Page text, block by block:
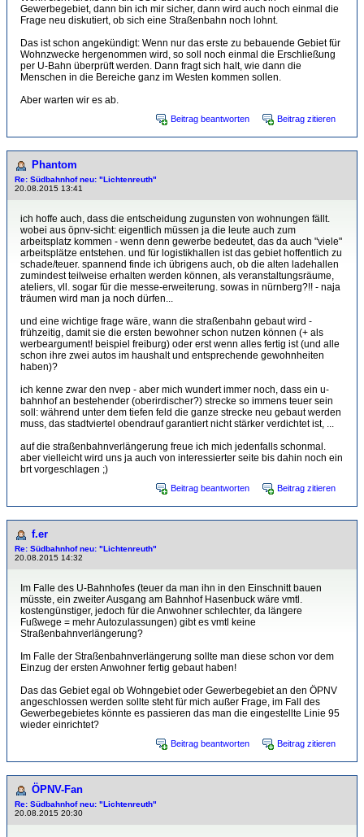
Gewerbegebiet, dann bin ich mir sicher, dann wird auch noch einmal die
Frage neu diskutiert, ob sich eine Straßenbahn noch lohnt.
Das ist schon angekündigt: Wenn nur das erste zu bebauende Gebiet für
Wohnzwecke hergenommen wird, so soll noch einmal die Erschließung
per U-Bahn überprüft werden. Dann fragt sich halt, wie dann die
Menschen in die Bereiche ganz im Westen kommen sollen.
Aber warten wir es ab.
Beitrag beantworten Beitrag zitieren
Phantom
Re: Südbahnhof neu: "Lichtenreuth"
20.08.2015 13:41
ich hoffe auch, dass die entscheidung zugunsten von wohnungen fällt.
wobei aus öpnv-sicht: eigentlich müssen ja die leute auch zum
arbeitsplatz kommen - wenn denn gewerbe bedeutet, das da auch "viele"
arbeitsplätze entstehen. und für logistikhallen ist das gebiet hoffentlich zu
schade/teuer. spannend finde ich übrigens auch, ob die alten ladehallen
zumindest teilweise erhalten werden können, als veranstaltungsräume,
ateliers, vll. sogar für die messe-erweiterung. sowas in nürnberg?!! - naja
träumen wird man ja noch dürfen...
und eine wichtige frage wäre, wann die straßenbahn gebaut wird -
frühzeitig, damit sie die ersten bewohner schon nutzen können (+ als
werbeargument! beispiel freiburg) oder erst wenn alles fertig ist (und alle
schon ihre zwei autos im haushalt und entsprechende gewohnheiten
haben)?
ich kenne zwar den nvep - aber mich wundert immer noch, dass ein u-
bahnhof an bestehender (oberirdischer?) strecke so immens teuer sein
soll: während unter dem tiefen feld die ganze strecke neu gebaut werden
muss, das stadtviertel obendrauf garantiert nicht stärker verdichtet ist, ...
auf die straßenbahnverlängerung freue ich mich jedenfalls schonmal.
aber vielleicht wird uns ja auch von interessierter seite bis dahin noch ein
brt vorgeschlagen ;)
Beitrag beantworten Beitrag zitieren
f.er
Re: Südbahnhof neu: "Lichtenreuth"
20.08.2015 14:32
Im Falle des U-Bahnhofes (teuer da man ihn in den Einschnitt bauen
müsste, ein zweiter Ausgang am Bahnhof Hasenbuck wäre vmtl.
kostengünstiger, jedoch für die Anwohner schlechter, da längere
Fußwege = mehr Autozulassungen) gibt es vmtl keine
Straßenbahnverlängerung?
Im Falle der Straßenbahnverlängerung sollte man diese schon vor dem
Einzug der ersten Anwohner fertig gebaut haben!
Das das Gebiet egal ob Wohngebiet oder Gewerbegebiet an den ÖPNV
angeschlossen werden sollte steht für mich außer Frage, im Fall des
Gewerbegebietes könnte es passieren das man die eingestellte Linie 95
wieder einrichtet?
Beitrag beantworten Beitrag zitieren
ÖPNV-Fan
Re: Südbahnhof neu: "Lichtenreuth"
20.08.2015 20:30